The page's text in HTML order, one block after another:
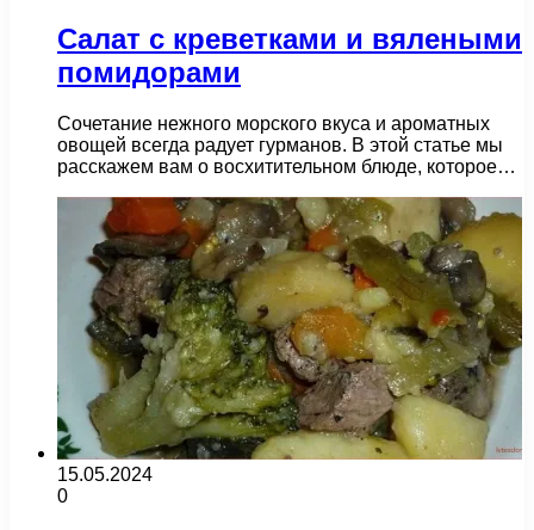
Салат с креветками и вялеными
помидорами
Сочетание нежного морского вкуса и ароматных
овощей всегда радует гурманов. В этой статье мы
расскажем вам о восхитительном блюде, которое…
15.05.2024
0